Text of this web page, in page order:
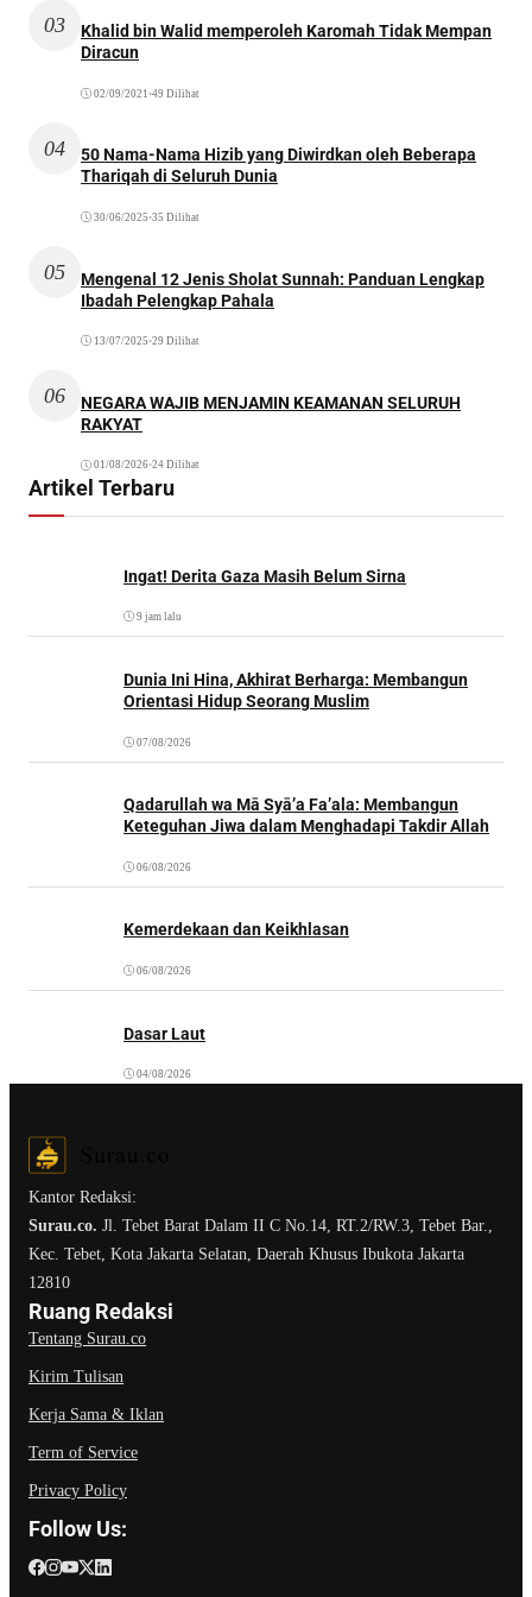
03
Khalid bin Walid memperoleh Karomah Tidak Mempan
Diracun
02/09/2021 •49 Dilihat
04
50 Nama-Nama Hizib yang Diwirdkan oleh Beberapa
Thariqah di Seluruh Dunia
30/06/2025 •35 Dilihat
05
Mengenal 12 Jenis Sholat Sunnah: Panduan Lengkap
Ibadah Pelengkap Pahala
13/07/2025 •29 Dilihat
06
NEGARA WAJIB MENJAMIN KEAMANAN SELURUH
RAKYAT
01/08/2026•24 Dilihat
Artikel Terbaru
Ingat! Derita Gaza Masih Belum Sirna
9 jam lalu
Dunia Ini Hina, Akhirat Berharga: Membangun
Orientasi Hidup Seorang Muslim
07/08/2026
Qadarullah wa Mā Syā’a Fa’ala: Membangun
Keteguhan Jiwa dalam Menghadapi Takdir Allah
06/08/2026
Kemerdekaan dan Keikhlasan
06/08/2026
Dasar Laut
04/08/2026
Kantor Redaksi:
Surau.co. Jl. Tebet Barat Dalam II C No.14, RT.2/RW.3, Tebet Bar.,
Kec. Tebet, Kota Jakarta Selatan, Daerah Khusus Ibukota Jakarta
12810
Ruang Redaksi
Tentang Surau.co
Kirim Tulisan
Kerja Sama & Iklan
Term of Service
Privacy Policy
Follow Us: